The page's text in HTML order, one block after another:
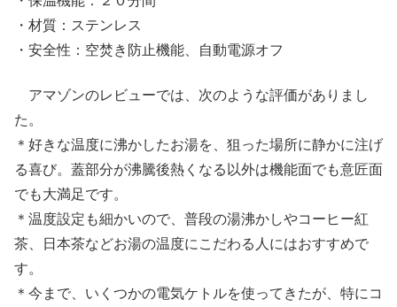
・材質：ステンレス
・安全性：空焚き防止機能、自動電源オフ
アマゾンのレビューでは、次のような評価がありまし
た。
＊好きな温度に沸かしたお湯を、狙った場所に静かに注げ
る喜び。蓋部分が沸騰後熱くなる以外は機能面でも意匠面
でも大満足です。
＊温度設定も細かいので、普段の湯沸かしやコーヒー紅
茶、日本茶などお湯の温度にこだわる人にはおすすめで
す。
＊今まで、いくつかの電気ケトルを使ってきたが、特にコ